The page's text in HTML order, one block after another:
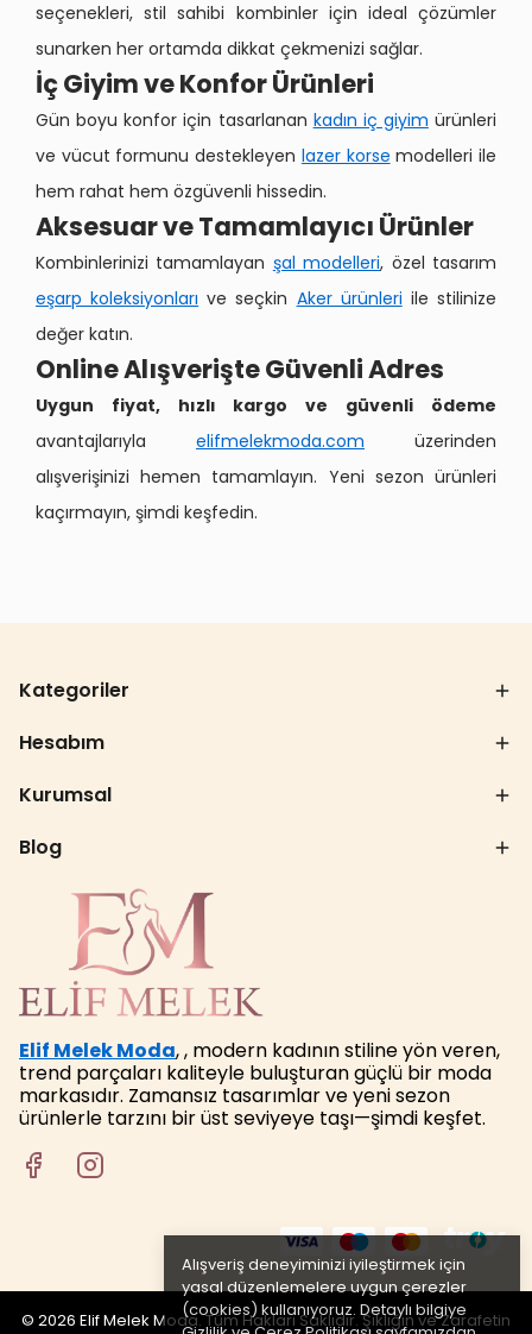
Alışveriş deneyiminizi iyileştirmek için
yasal düzenlemelere uygun çerezler
(cookies) kullanıyoruz. Detaylı bilgiye
seçenekleri, stil sahibi kombinler için ideal çözümler
sunarken her ortamda dikkat çekmenizi sağlar.
İç Giyim ve Konfor Ürünleri
Gün boyu konfor için tasarlanan kadın iç giyim ürünleri
ve vücut formunu destekleyen lazer korse modelleri ile
hem rahat hem özgüvenli hissedin.
Aksesuar ve Tamamlayıcı Ürünler
Kombinlerinizi tamamlayan şal modelleri, özel tasarım
eşarp koleksiyonları ve seçkin Aker ürünleri ile stilinize
değer katın.
Online Alışverişte Güvenli Adres
Uygun fiyat, hızlı kargo ve güvenli ödeme
avantajlarıyla elifmelekmoda.com üzerinden
alışverişinizi hemen tamamlayın. Yeni sezon ürünleri
kaçırmayın, şimdi keşfedin.
Kategoriler
Hesabım
Kurumsal
Blog
Elif Melek Moda, , modern kadının stiline yön veren,
trend parçaları kaliteyle buluşturan güçlü bir moda
markasıdır. Zamansız tasarımlar ve yeni sezon
ürünlerle tarzını bir üst seviyeye taşı—şimdi keşfet.
© 2026 Elif Melek Moda. Tüm Hakları Saklıdır. Şıklığın ve Zarafetin